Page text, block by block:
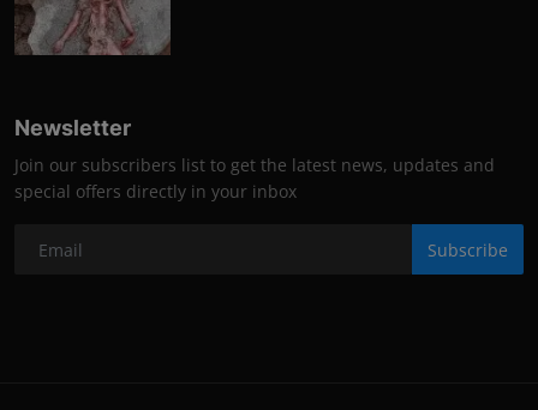
Newsletter
Join our subscribers list to get the latest news, updates and
special offers directly in your inbox
Subscribe